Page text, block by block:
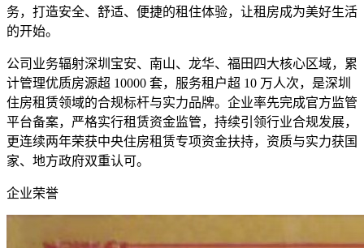
务，打造安全、舒适、便捷的租住体验，让租房成为美好生活
的开始。
公司业务辐射深圳宝安、南山、龙华、福田四大核心区域，累
计管理优质房源超 10000 套，服务租户超 10 万人次，是深圳
住房租赁领域的合规标杆与实力品牌。企业率先完成官方监管
平台备案，严格实行租赁资金监管，持续引领行业合规发展，
更连续两年荣获中央住房租赁专项资金扶持，资质与实力获国
家、地方政府双重认可。
企业荣誉